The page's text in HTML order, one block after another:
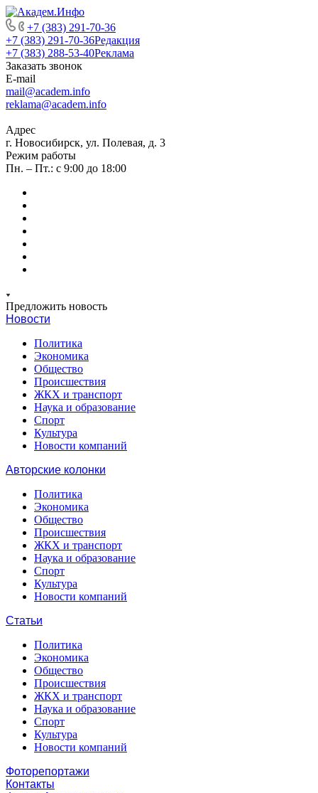
+7 (383) 291-70-36
+7 (383) 291-70-36Редакция
+7 (383) 288-53-40Реклама
Заказать звонок
E-mail
mail@academ.info
reklama@academ.info
Адрес
г. Новосибирск, ул. Полевая, д. 3
Режим работы
Пн. – Пт.: с 9:00 до 18:00
Предложить новость
Новости
Политика
Экономика
Общество
Происшествия
ЖКХ и транспорт
Наука и образование
Спорт
Культура
Новости компаний
Авторские колонки
Политика
Экономика
Общество
Происшествия
ЖКХ и транспорт
Наука и образование
Спорт
Культура
Новости компаний
Статьи
Политика
Экономика
Общество
Происшествия
ЖКХ и транспорт
Наука и образование
Спорт
Культура
Новости компаний
Фоторепортажи
Контакты